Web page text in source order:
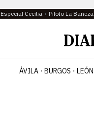
Especial Cecilia Piloto La Bañeza
ÁVILA BURGOS LEÓN